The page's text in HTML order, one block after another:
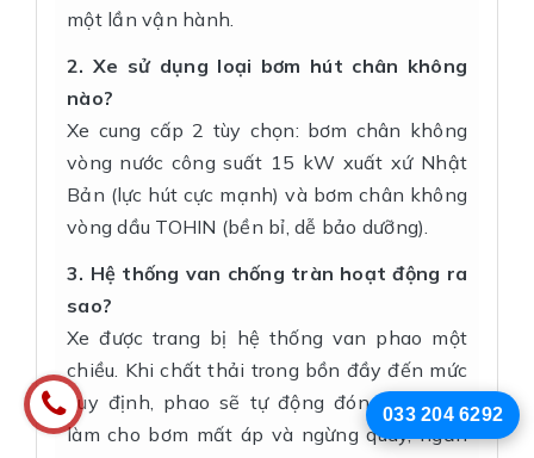
một lần vận hành.
2. Xe sử dụng loại bơm hút chân không
nào?
Xe cung cấp 2 tùy chọn: bơm chân không
vòng nước công suất 15 kW xuất xứ Nhật
Bản (lực hút cực mạnh) và bơm chân không
vòng dầu TOHIN (bền bỉ, dễ bảo dưỡng).
3. Hệ thống van chống tràn hoạt động ra
sao?
Xe được trang bị hệ thống van phao một
chiều. Khi chất thải trong bồn đầy đến mức
quy định, phao sẽ tự động đóng van hút,
làm cho bơm mất áp và ngừng quay, ngăn
033 204 6292